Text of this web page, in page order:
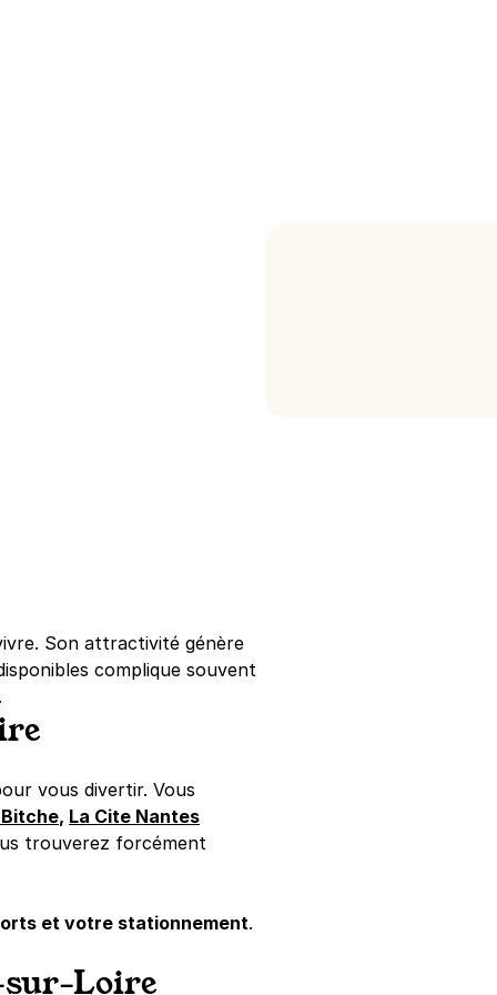
Son attractivité génère
complique souvent
vous divertir. Vous
, La Cite Nantes
trouverez forcément
et votre stationnement.
sur-Loire